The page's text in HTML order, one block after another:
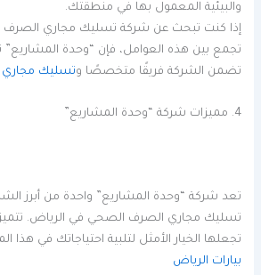
والبيئية المعمول بها في منطقتك.
إذا كنت تبحث عن شركة تسليك مجاري الصرف
تجمع بين هذه العوامل، فإن “وحدة المشاريع”
تضمن الشركة فريقًا متخصصًا وتسليك مجاري
4. مميزات شركة “وحدة المشاريع”
تعد شركة “وحدة المشاريع” واحدة من أبرز
تسليك مجاري الصرف الصحي في الرياض.
تجعلها الخيار الأمثل لتلبية احتياجاتك في هذا
بيارات الرياض